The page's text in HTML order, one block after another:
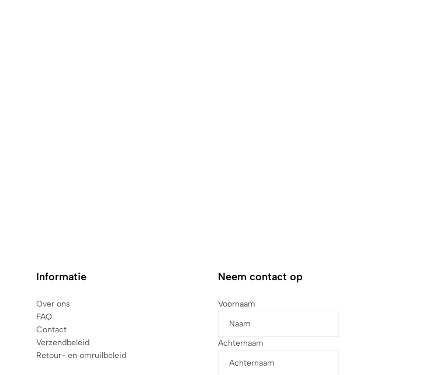
Informatie
Over ons
FAQ
Contact
Verzendbeleid
Retour- en omruilbeleid
Neem contact op
Voornaam
Achternaam